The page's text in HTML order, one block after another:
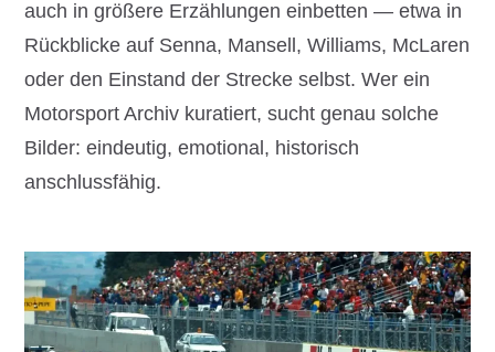
auch in größere Erzählungen einbetten — etwa in
Rückblicke auf Senna, Mansell, Williams, McLaren
oder den Einstand der Strecke selbst. Wer ein
Motorsport Archiv kuratiert, sucht genau solche
Bilder: eindeutig, emotional, historisch
anschlussfähig.